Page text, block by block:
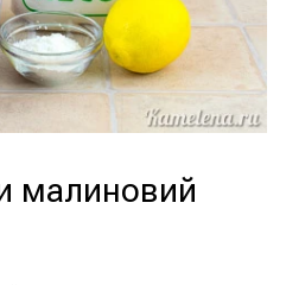
малиновий